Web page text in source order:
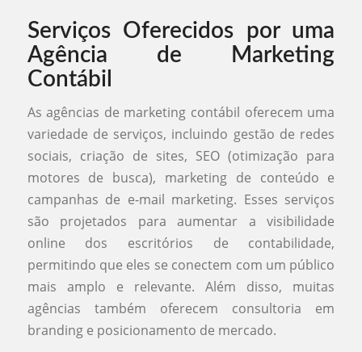
Serviços Oferecidos por uma
Agência de Marketing
Contábil
As agências de marketing contábil oferecem uma
variedade de serviços, incluindo gestão de redes
sociais, criação de sites, SEO (otimização para
motores de busca), marketing de conteúdo e
campanhas de e-mail marketing. Esses serviços
são projetados para aumentar a visibilidade
online dos escritórios de contabilidade,
permitindo que eles se conectem com um público
mais amplo e relevante. Além disso, muitas
agências também oferecem consultoria em
branding e posicionamento de mercado.